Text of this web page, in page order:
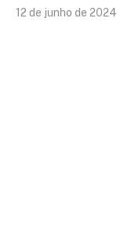
12 de junho de 2024